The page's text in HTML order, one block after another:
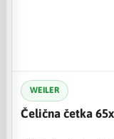
WEILER
Čelična četka